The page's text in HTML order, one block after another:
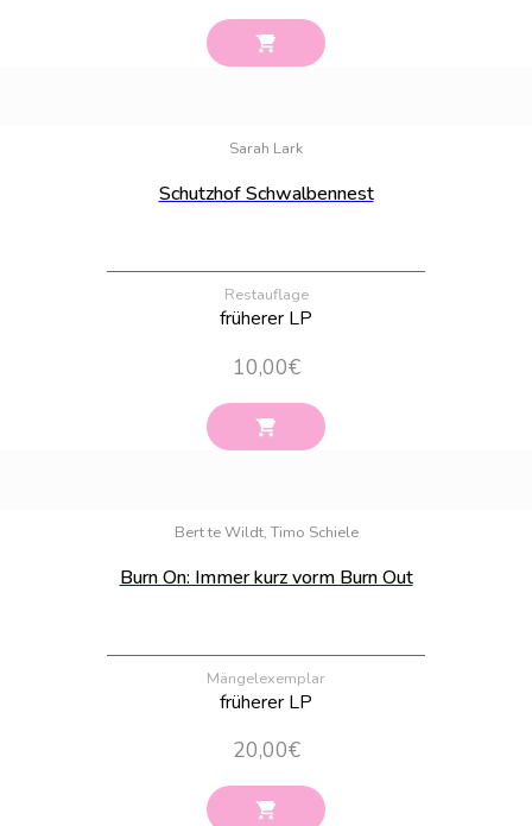
Sarah Lark
Schutzhof Schwalbennest
Restauflage
früherer LP
10,00€
Bert te Wildt, Timo Schiele
Burn On: Immer kurz vorm Burn Out
Mängelexemplar
früherer LP
20,00€